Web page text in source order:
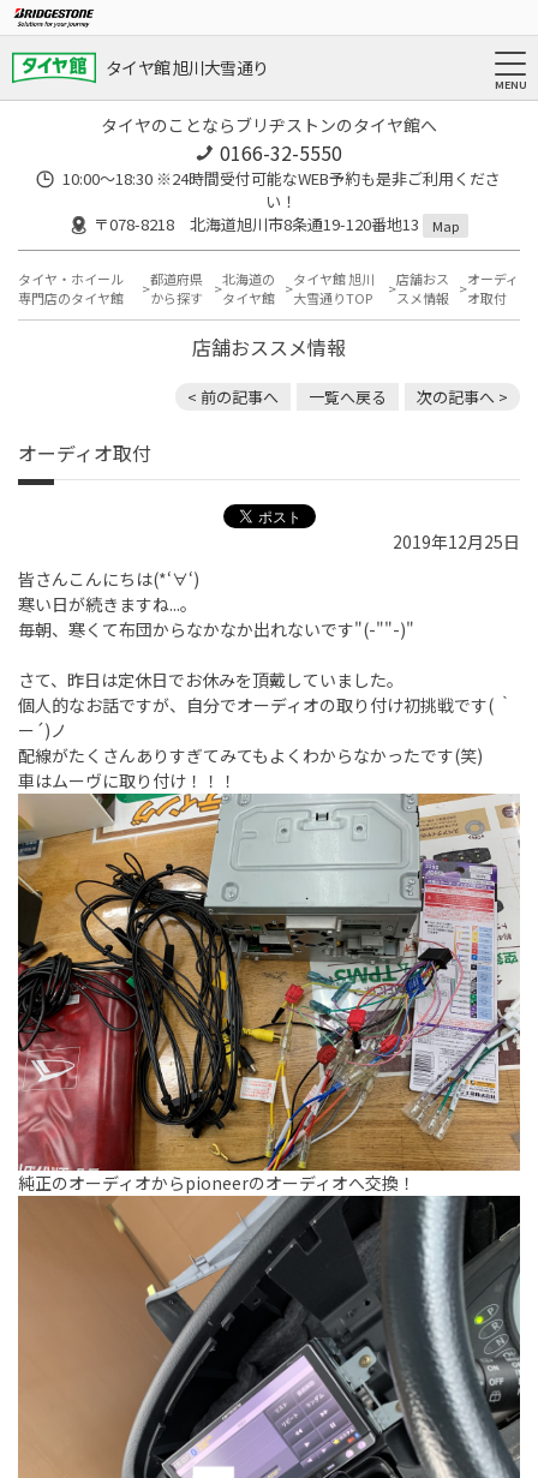
タイヤ館 旭川大雪通り
タイヤのことならブリヂストンのタイヤ館へ
0166-32-5550
10:00～18:30 ※24時間受付可能なWEB予約も是非ご利用くださ
い！
〒078-8218 北海道旭川市8条通19-120番地13
Map
タイヤ・ホイール
専門店のタイヤ館
都道府県
から探す
北海道の
タイヤ館
タイヤ館 旭川
大雪通りTOP
店舗おス
スメ情報
オーディ
オ取付
店舗おススメ情報
< 前の記事へ 一覧へ戻る 次の記事へ >
オーディオ取付
2019年12月25日
皆さんこんにちは(*‘∀‘)
寒い日が続きますね...。
毎朝、寒くて布団からなかなか出れないです"(-""-)"
さて、昨日は定休日でお休みを頂戴していました。
個人的なお話ですが、自分でオーディオの取り付け初挑戦です( ｀
ー´)ノ
配線がたくさんありすぎてみてもよくわからなかったです(笑)
車はムーヴに取り付け！！！
純正のオーディオからpioneerのオーディオへ交換！